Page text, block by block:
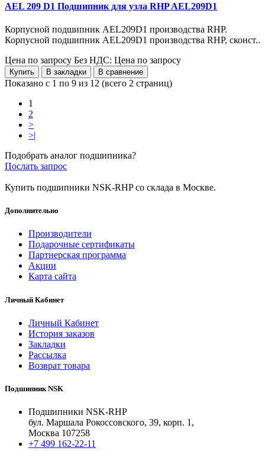
AEL 209 D1 Подшипник для узла RHP AEL209D1
Корпусной подшипник AEL209D1 производства RHP.
Корпусной подшипник AEL209D1 производства RHP, сконст..
Цена по запросу Без НДС: Цена по запросу
Купить В закладки В сравнение
Показано с 1 по 9 из 12 (всего 2 страниц)
1
2
>
>|
Подобрать аналог подшипника?
Послать запрос
Купить подшипники NSK-RHP со склада в Москве.
Дополнительно
Производители
Подарочные сертификаты
Партнерская программа
Акции
Карта сайта
Личный Кабинет
Личный Кабинет
История заказов
Закладки
Рассылка
Возврат товара
Подшипник NSK
Подшипники NSK-RHP
бул. Маршала Рокоссовского, 39, корп. 1,
Москва 107258
+7 499 162-22-11